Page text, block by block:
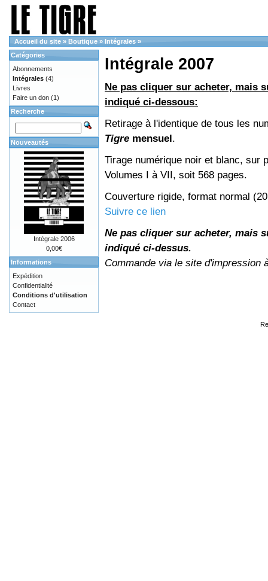
Accueil du site » Boutique » Intégrales »
Intégrale 2007
Ne pas cliquer sur acheter, mais
indiqué ci-dessous:
Retirage à l'identique de tous les
Tigre mensuel.
Tirage numérique noir et blanc, sur
Volumes I à VII, soit 568 pages.
Couverture rigide, format normal
Suivre ce lien
Ne pas cliquer sur acheter, mais
indiqué ci-dessus.
Commande via le site d'impression
Catégories
Abonnements
Intégrales (4)
Livres
Faire un don (1)
Recherche
Nouveautés
Intégrale 2006
0,00€
Informations
Expédition
Confidentialité
Conditions d'utilisation
Contact